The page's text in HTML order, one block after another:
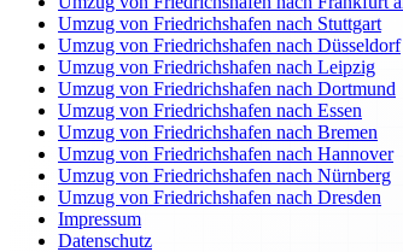
Umzug von Friedrichshafen nach Stuttgart
Umzug von Friedrichshafen nach Düsseldorf
Umzug von Friedrichshafen nach Leipzig
Umzug von Friedrichshafen nach Dortmund
Umzug von Friedrichshafen nach Essen
Umzug von Friedrichshafen nach Bremen
Umzug von Friedrichshafen nach Hannover
Umzug von Friedrichshafen nach Nürnberg
Umzug von Friedrichshafen nach Dresden
Impressum
Datenschutz